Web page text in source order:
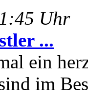
Uhr
...
ein
im